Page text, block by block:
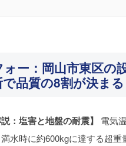
ォー：岡山市東区の
品質の8割が決まる
説：塩害と地盤の耐震】
電気
水時に約600kgに達する超重